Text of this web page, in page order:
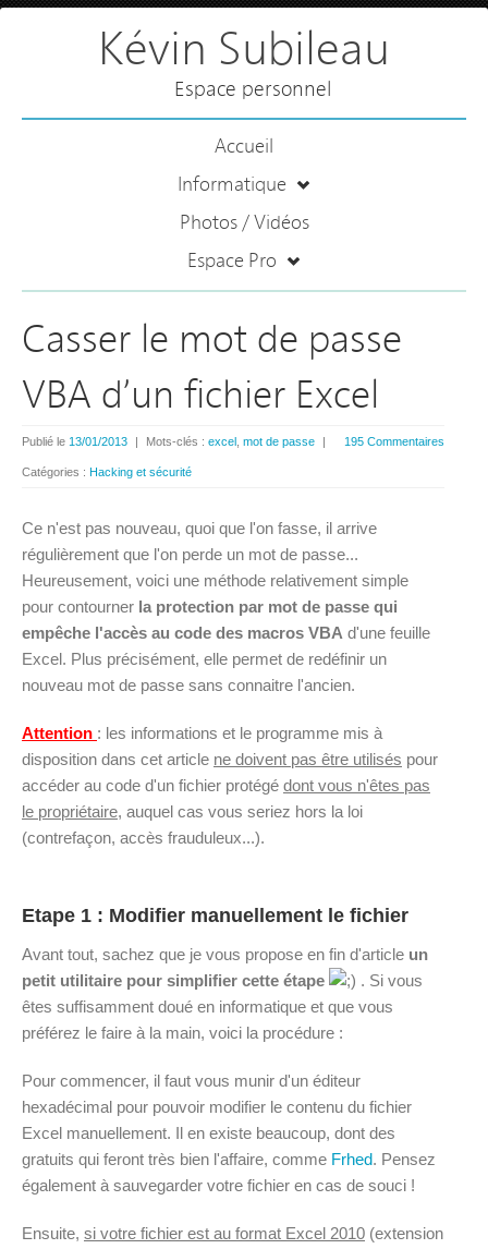
Kévin Subileau
Espace personnel
Accueil
Informatique
Photos / Vidéos
Espace Pro
Casser le mot de passe
VBA d’un fichier Excel
195 Commentaires
Publié le 13/01/2013 | Mots-clés : excel mot de passe |
Catégories : Hacking et sécurité
Ce n'est pas nouveau, quoi que l'on fasse, il arrive
régulièrement que l'on perde un mot de passe...
Heureusement, voici une méthode relativement simple
pour contourner la protection par mot de passe qui
empêche l'accès au code des macros VBA d'une feuille
Excel. Plus précisément, elle permet de redéfinir un
nouveau mot de passe sans connaitre l'ancien.
Attention : les informations et le programme mis à
disposition dans cet article ne doivent pas être utilisés pour
accéder au code d'un fichier protégé dont vous n'êtes pas
le propriétaire, auquel cas vous seriez hors la loi
(contrefaçon, accès frauduleux...).
Etape 1 : Modifier manuellement le fichier
Avant tout, sachez que je vous propose en fin d'article un
petit utilitaire pour simplifier cette étape
. Si vous
êtes suffisamment doué en informatique et que vous
préférez le faire à la main, voici la procédure :
Pour commencer, il faut vous munir d'un éditeur
hexadécimal pour pouvoir modifier le contenu du fichier
Excel manuellement. Il en existe beaucoup, dont des
gratuits qui feront très bien l'affaire, comme Frhed. Pensez
également à sauvegarder votre fichier en cas de souci !
Ensuite, si votre fichier est au format Excel 2010 (extension